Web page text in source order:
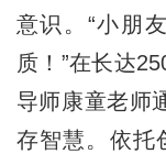
意识。“小朋
质！”在长达
导师康童老师
存智慧。依托